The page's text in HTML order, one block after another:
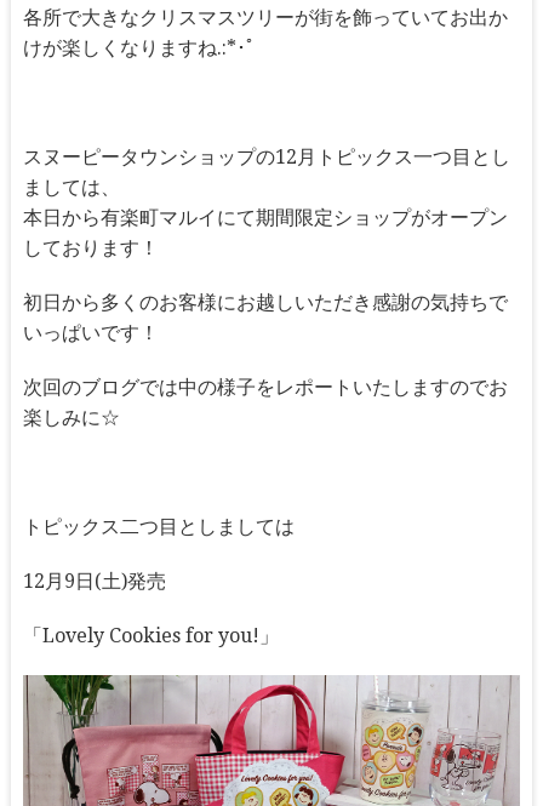
各所で大きなクリスマスツリーが街を飾っていてお出か
けが楽しくなりますね.:*･ﾟ
スヌーピータウンショップの12月トピックス一つ目とし
ましては、
本日から有楽町マルイにて期間限定ショップがオープン
しております！
初日から多くのお客様にお越しいただき感謝の気持ちで
いっぱいです！
次回のブログでは中の様子をレポートいたしますのでお
楽しみに☆
トピックス二つ目としましては
12月9日(土)発売
「Lovely Cookies for you!」